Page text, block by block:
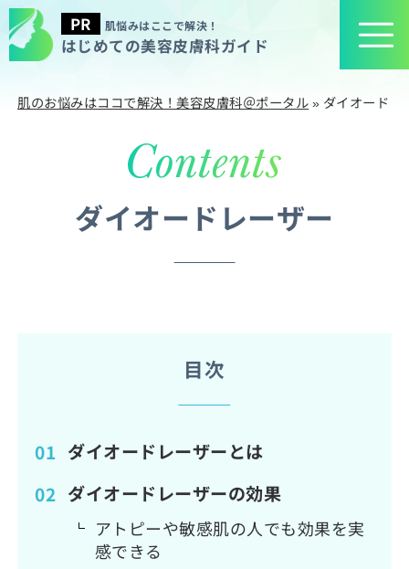
肌悩みはここで解決！
はじめての美容皮膚科ガイド
肌のお悩みはココで解決！美容皮膚科＠ポータル» ダイオードレ
ダイオードレーザー
目次
ダイオードレーザーとは
ダイオードレーザーの効果
アトピーや敏感肌の人でも効果を実
感できる